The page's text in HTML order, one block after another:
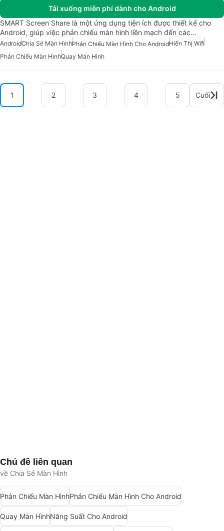
Tải xuống miễn phí dành cho Android
SMART Screen Share là một ứng dụng tiện ích được thiết kế cho
Android, giúp việc phản chiếu màn hình liền mạch đến các…
AndroidChia Sẻ Màn HìnhPhản Chiếu Màn Hình Cho AndroidHiển Thị Wifi
Phản Chiếu Màn HìnhQuay Màn Hình
1 2 3 4 5 Cuối
Chủ đề liên quan
về Chia Sẻ Màn Hình
Phản Chiếu Màn HìnhPhản Chiếu Màn Hình Cho Android
Quay Màn HìnhNăng Suất Cho Android